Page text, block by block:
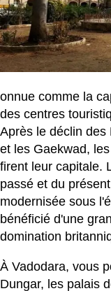
onnue comme la
des centres
Après le déclin des
et les Gaekwad,
firent leur capitale.
passé et du
modernisée sous
bénéficié d'une
domination
À Vadodara, vous
Dungar, les palais